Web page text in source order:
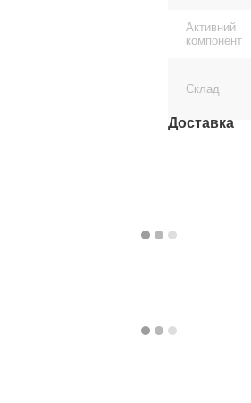
Активний
компонент
Склад
Доставка